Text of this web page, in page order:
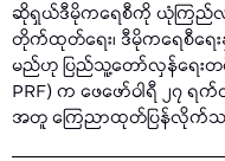
ဆိုရှယ်ဒီမိုကရေစီကို ယုံကြည်လ
တိုက်ထုတ်ရေး၊ ဒီမိုကရေစီရေးနှ
မည်ဟု ပြည်သူ့တော်လှန်ရေးတပ်
PRF) က ဖေဖော်ဝါရီ ၂၇ ရ
အတူ ကြေညာထုတ်ပြန်လိုက်